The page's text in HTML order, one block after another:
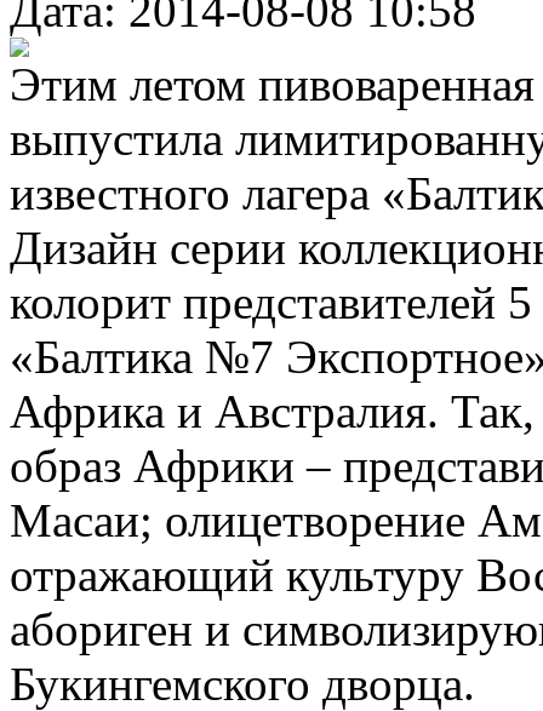
Этим летом
выпустила
известного лагера
Дизайн серии
колорит представителей
«Балтика №7
Африка и Австралия.
образ Африки –
Масаи; олицетворение
отражающий культуру
абориген и
Букингемского дворца.